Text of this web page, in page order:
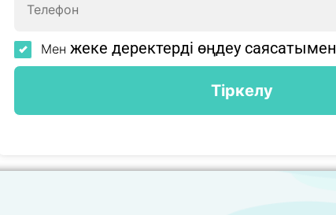
Мен жеке деректерді өңдеу саясатымен